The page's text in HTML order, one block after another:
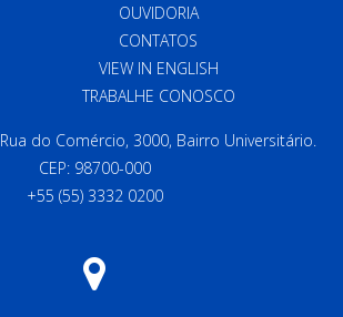
OUVIDORIA
CONTATOS
VIEW IN ENGLISH
TRABALHE CONOSCO
Rua do Comércio, 3000, Bairro Universitário.
CEP: 98700-000
+55 (55) 3332 0200